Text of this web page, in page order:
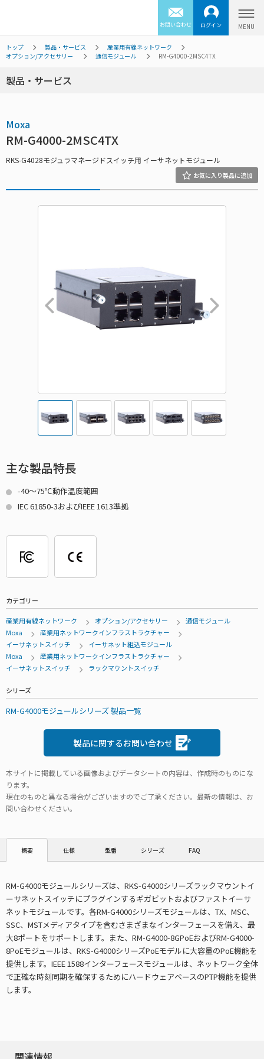
お問い合わせ ログイン
トップ 製品・サービス
産業用有線ネットワーク
オプション/アクセサリー
通信モジュール RM-G4000-2MSC4TX
製品・サービス
Moxa
RM-G4000-2MSC4TX
RKS-G4028モジュラマネージドスイッチ用 イーサネットモジュール
主な製品特長
-40～75℃動作温度範囲
IEC 61850-3およびIEEE 1613準拠
カテゴリー
産業用有線ネットワーク オプション/アクセサリー
通信モジュール
Moxa
産業用ネットワークインフラストラクチャー
イーサネットスイッチ
イーサネット組込モジュール
Moxa
産業用ネットワークインフラストラクチャー
イーサネットスイッチ
ラックマウントスイッチ
シリーズ
RM-G4000モジュールシリーズ 製品一覧
製品に関するお問い合わせ
本サイトに掲載している画像およびデータシートの内容は、作成時のものにな
ります。
現在のものと異なる場合がございますのでご了承ください。最新の情報は、お
問い合わせください。
概要 仕様 型番 シリーズ FAQ
RM-G4000モジュールシリーズは、RKS-G4000シリーズラックマウントイ
ーサネットスイッチにプラグインするギガビットおよびファストイーサ
ネットモジュールです。各RM-G4000シリーズモジュールは、TX、MSC、
SSC、MSTメディアタイプを含むさまざまなインターフェースを備え、最
大8ポートをサポートします。また、RM-G4000-8GPoEおよびRM-G4000-
8PoEモジュールは、RKS-G4000シリーズPoEモデルに大容量のPoE機能を
提供します。IEEE 1588インターフェースモジュールは、ネットワーク全体
で正確な時刻同期を確保するためにハードウェアベースのPTP機能を提供
します。